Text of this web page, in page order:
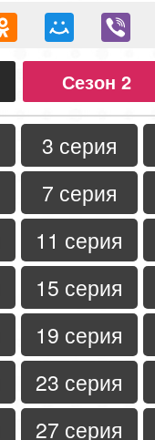
Сезон 2
3 серия
7 серия
11 серия
15 серия
19 серия
23 серия
27 серия